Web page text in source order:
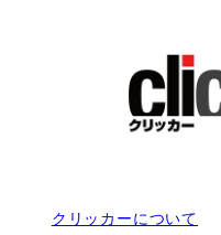
クリッカーについて